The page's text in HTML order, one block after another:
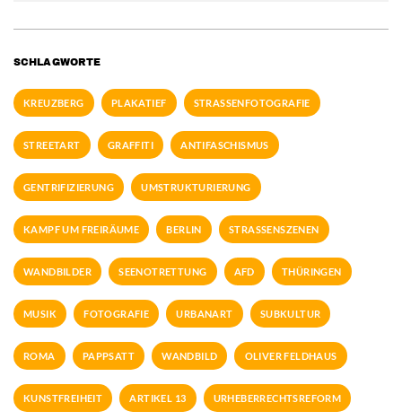
SCHLAGWORTE
KREUZBERG PLAKATIEF STRASSENFOTOGRAFIE
STREETART GRAFFITI ANTIFASCHISMUS
GENTRIFIZIERUNG UMSTRUKTURIERUNG
KAMPF UM FREIRÄUME BERLIN STRASSENSZENEN
WANDBILDER SEENOTRETTUNG AFD THÜRINGEN
MUSIK FOTOGRAFIE URBANART SUBKULTUR
ROMA PAPPSATT WANDBILD OLIVER FELDHAUS
KUNSTFREIHEIT ARTIKEL 13 URHEBERRECHTSREFORM